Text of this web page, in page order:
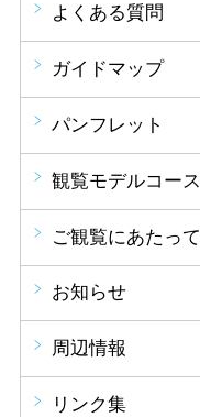
よくある質問
ガイドマップ
パンフレット
観覧モデルコース
ご観覧にあたっ
お知らせ
周辺情報
リンク集